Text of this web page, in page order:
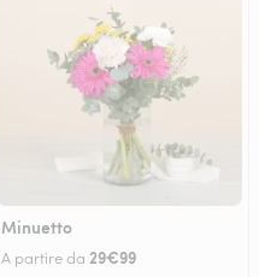
Minuetto
A partire da 29€99